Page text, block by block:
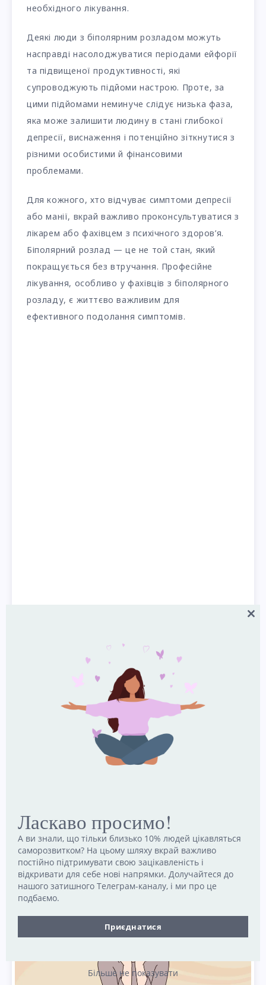
необхідного лікування.
Деякі люди з біполярним розладом можуть
насправді насолоджуватися періодами ейфорії
та підвищеної продуктивності, які
супроводжують підйоми настрою. Проте, за
цими підйомами неминуче слідує низька фаза,
яка може залишити людину в стані глибокої
депресії, виснаження і потенційно зіткнутися з
різними особистими й фінансовими
проблемами.
Для кожного, хто відчуває симптоми депресії
або манії, вкрай важливо проконсультуватися з
лікарем або фахівцем з психічного здоров’я.
Біполярний розлад — це не той стан, який
покращується без втручання. Професійне
лікування, особливо у фахівців з біполярного
розладу, є життєво важливим для
ефективного подолання симптомів.
Для діагностики біполярного розладу лікар
може використовувати багато інструментів:
Фізичний огляд
Історію хвороби, яка включатиме
розпитування про ваші симптоми, анамнез
життя, досвід та сімейну історію.
може провести таку оцінку або направити
вас до спеціаліста з психічного здоров’я для
проходження такої оцінки.
Close
Ласкаво просимо!
А ви знали, що тільки близько 10% людей цікавляться
саморозвитком? На цьому шляху вкрай важливо
постійно підтримувати свою зацікавленість і
відкривати для себе нові напрямки. Долучайтеся до
нашого затишного Телеграм-каналу, і ми про це
подбаємо.
Приєднатися
Більше не показувати